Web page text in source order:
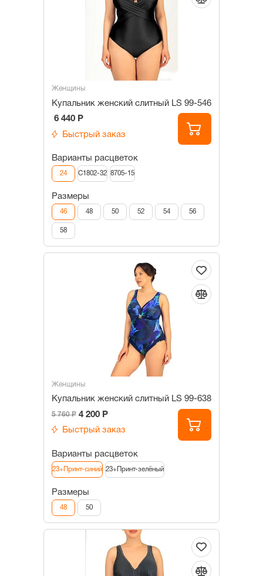
Женщины
Купальник женский слитный LS 99-546
6 440 Р
Быстрый заказ
Варианты расцветок
24 C1802-32 8705-15
Размеры
46 48 50 52 54 56
58
Женщины
Купальник женский слитный LS 99-638
5 760 Р 4 200 Р
Быстрый заказ
Варианты расцветок
23+Принт-синий 23+Принт-зелёный
Размеры
48 50